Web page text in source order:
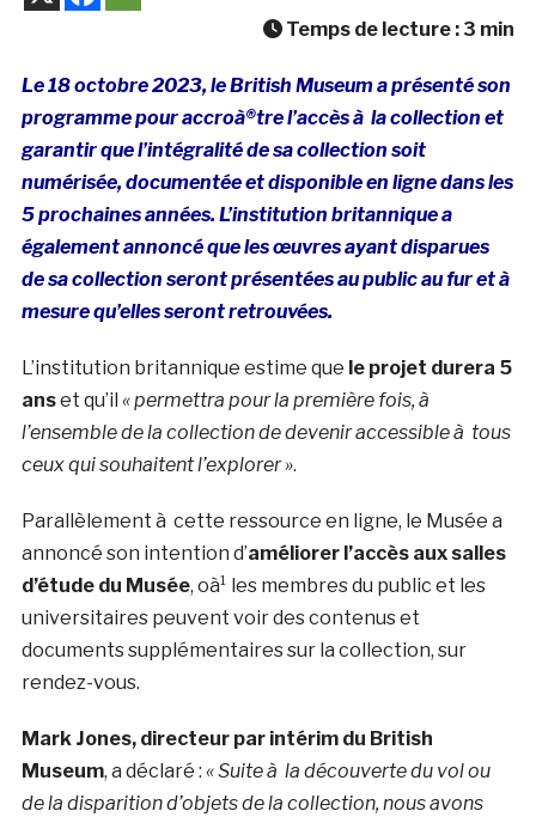
Temps de lecture : 3 min
Le 18 octobre 2023, le British Museum a présenté son
programme pour accroà®tre l’accès à la collection et
garantir que l’intégralité de sa collection soit
numérisée, documentée et disponible en ligne dans les
5 prochaines années. L’institution britannique a
également annoncé que lesœuvresayant disparues
de sa collection seront présentées au public au fur et à
mesure qu’elles seront retrouvées.
L’institution britannique estime que le projet durera 5
anset qu’il « permettra pour la première fois, à
l’ensemble de la collection de devenir accessible à tous
ceux qui souhaitent l’explorer ».
Parallèlement à cette ressource en ligne, le Musée a
annoncé son intention d’améliorer l’accès aux salles
d’étude du Musée, oà¹ les membres du public et les
universitaires peuvent voir des contenus et
documents supplémentaires sur la collection, sur
rendez-vous.
Mark Jones, directeur par intérim du British
Museum, a déclaré : « Suite à la découverte du vol ou
de la disparition d’objets de la collection, nous avons